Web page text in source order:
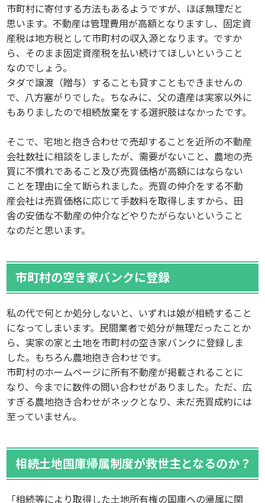
市町村に寄付する方法もあるようですが、ほぼ無理だと
思います。不動産は管理費用が高額となりますし、固定資
産税は地方税として市町村の収入源となります。ですか
ら、そのまま固定資産税を払い続けてほしいということ
なのでしょう。
タダで譲渡（贈与）することも貸すこともできませんの
で、八方塞がりでした。ちなみに、父の遺産は実家以外に
もありましたので相続放棄をする選択肢はなかったです。
そこで、宅地と抱き合わせで売却することを近所の不動産
会社数社に相談をしましたが、需要がないこと、農地の売
買に不慣れであること及び売買価格が高額にはならない
ことを理由に全て断られました。売買の仲介をする不動
産会社は売買価格に応じて手数料を取得しますから、田
舎の安価な不動産の仲介などやりたがらないということ
なのだと思います。
市町村の空き家バンクに登録
私の代で何とか処分しないと、いずれは娘が相続すること
になってしまいます。民間業者で処分が無理だったことか
ら、実家の家と土地を市町村の空き家バンクに登録しま
した。もちろん農地抱き合わせです。
市町村のホームページに所有不動産が掲載されることに
なり、今までに数件の問い合わせがありました。ただ、広
すぎる農地抱き合わせがネックとなり、未だ売買成約には
至っていません。
相続土地国庫帰属制度が救世主となるのか？
「相続等により取得した土地所有権の国庫への帰属に関